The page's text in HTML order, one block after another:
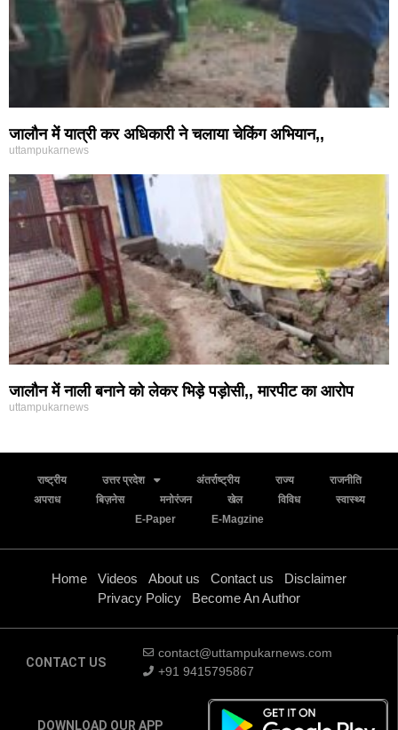
जालौन में यात्री कर अधिकारी ने चलाया चेकिंग अभियान,,
uttampukarnews
जालौन में नाली बनाने को लेकर भिड़े पड़ोसी,, मारपीट का आरोप
uttampukarnews
राष्ट्रीय उत्तर प्रदेश अंतर्राष्ट्रीय राज्य
राजनीति
अपराध
बिज़नेस मनोरंजन खेल विविध
स्वास्थ्य
E-Paper
E-Magzine
Home Videos About us Contact us
Disclaimer
Privacy Policy
Become An Author
CONTACT US
contact@uttampukarnews.com
+91 9415795867
DOWNLOAD OUR APP